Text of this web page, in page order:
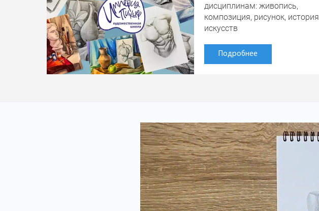
дисциплинам: живопись,
композиция, рисунок, история
искусств
Подробнее